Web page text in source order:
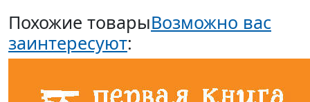
Похожие товарыВозможно вас
заинтересуют: